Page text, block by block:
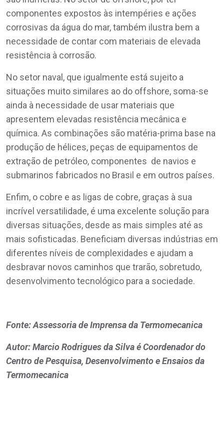
componentes expostos às intempéries e ações
corrosivas da água do mar, também ilustra bem a
necessidade de contar com materiais de elevada
resistência à corrosão.
No setor naval, que igualmente está sujeito a
situações muito similares ao do offshore, soma-se
ainda à necessidade de usar materiais que
apresentem elevadas resistência mecânica e
química. As combinações são matéria-prima base na
produção de hélices, peças de equipamentos de
extração de petróleo, componentes de navios e
submarinos fabricados no Brasil e em outros países.
Enfim, o cobre e as ligas de cobre, graças à sua
incrível versatilidade, é uma excelente solução para
diversas situações, desde as mais simples até as
mais sofisticadas. Beneficiam diversas indústrias em
diferentes níveis de complexidades e ajudam a
desbravar novos caminhos que trarão, sobretudo,
desenvolvimento tecnológico para a sociedade.
Fonte: Assessoria de Imprensa da Termomecanica
Autor: Marcio Rodrigues da Silva é Coordenador do
Centro de Pesquisa, Desenvolvimento e Ensaios da
Termomecanica